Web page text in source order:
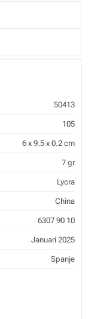
50413
105
6 x 9.5 x 0.2 cm
7 gr
Lycra
China
6307 90 10
Januari 2025
Spanje